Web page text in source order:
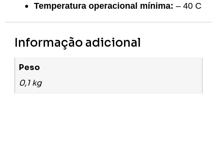
Temperatura operacional mínima: – 40 C
Informação adicional
Peso
0,1 kg